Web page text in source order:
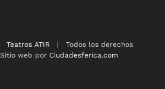
|Teatros ATIR
| Todos los derechos
web por Ciudadesferica.com